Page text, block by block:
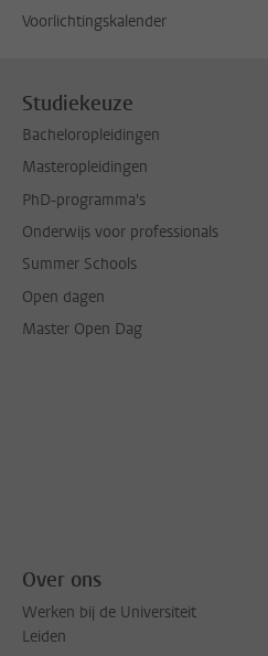
Voorlichtingskalender
Studiekeuze
Bacheloropleidingen
Masteropleidingen
PhD-programma's
Onderwijs voor professionals
Summer Schools
Open dagen
Master Open Dag
Over ons
Werken bij de Universiteit
Leiden